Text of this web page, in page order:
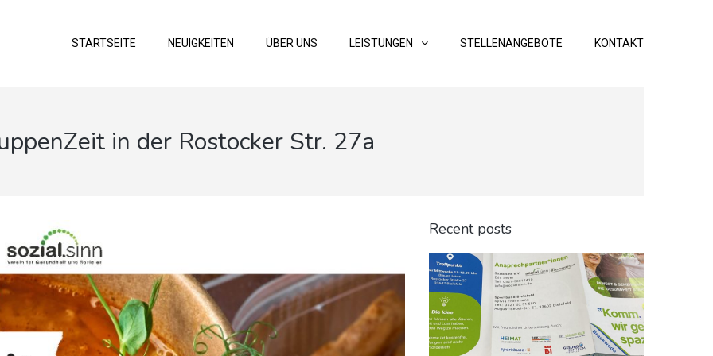
STARTSEITE NEUIGKEITEN ÜBER UNS LEISTUNGEN STELLENANGEBOTE KONTAKT
in der Rostocker Str. 27a
Recent posts